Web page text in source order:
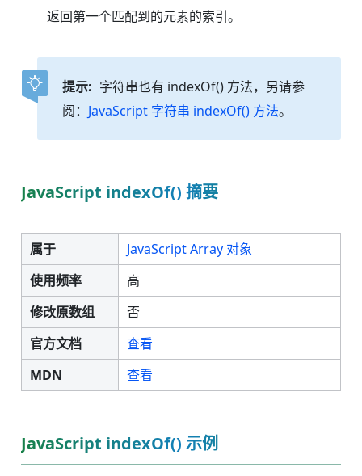
返回第一个匹配到的元素的索引。
提示: 字符串也有 indexOf() 方法，另请参
阅： JavaScript 字符串 indexOf() 方法。
JavaScript indexOf() 摘要
属于
JavaScript Array 对象
使用频率
高
修改原数组
否
官方文档
查看
MDN
查看
JavaScript indexOf() 示例